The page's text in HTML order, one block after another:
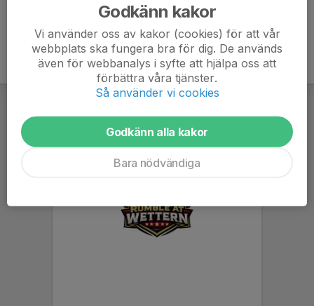
Godkänn kakor
Vi använder oss av kakor (cookies) för att vår
webbplats ska fungera bra för dig. De används
även för webbanalys i syfte att hjälpa oss att
förbättra våra tjänster.
Så använder vi cookies
Godkänn alla kakor
Bara nödvändiga